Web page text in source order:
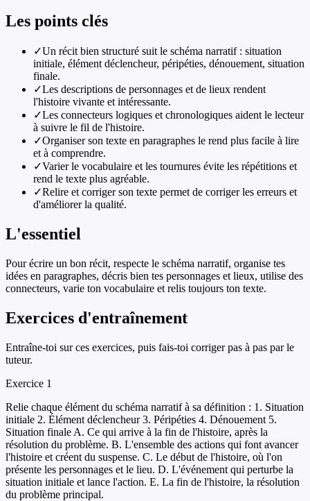
Les points clés
✓Un récit bien structuré suit le schéma narratif : situation
initiale, élément déclencheur, péripéties, dénouement, situation
finale.
✓Les descriptions de personnages et de lieux rendent
l'histoire vivante et intéressante.
✓Les connecteurs logiques et chronologiques aident le lecteur
à suivre le fil de l'histoire.
✓Organiser son texte en paragraphes le rend plus facile à lire
et à comprendre.
✓Varier le vocabulaire et les tournures évite les répétitions et
rend le texte plus agréable.
✓Relire et corriger son texte permet de corriger les erreurs et
d'améliorer la qualité.
L'essentiel
Pour écrire un bon récit, respecte le schéma narratif, organise tes
idées en paragraphes, décris bien tes personnages et lieux, utilise des
connecteurs, varie ton vocabulaire et relis toujours ton texte.
Exercices d'entraînement
Entraîne-toi sur ces exercices, puis fais-toi corriger pas à pas par le
tuteur.
Exercice 1
Relie chaque élément du schéma narratif à sa définition : 1. Situation
initiale 2. Élément déclencheur 3. Péripéties 4. Dénouement 5.
Situation finale A. Ce qui arrive à la fin de l'histoire, après la
résolution du problème. B. L'ensemble des actions qui font avancer
l'histoire et créent du suspense. C. Le début de l'histoire, où l'on
présente les personnages et le lieu. D. L'événement qui perturbe la
situation initiale et lance l'action. E. La fin de l'histoire, la résolution
du problème principal.